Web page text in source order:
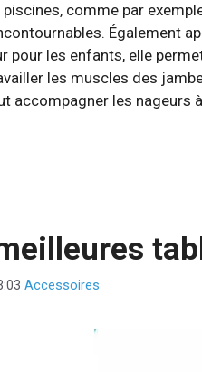
comme par
Également
pour les enfants, elle
les muscles des
accompagner les nageurs
Catégories
Accessoires